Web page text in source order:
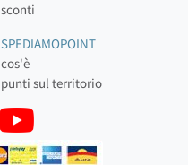
sconti
SPEDIAMOPOINT
cos'è
punti sul territorio